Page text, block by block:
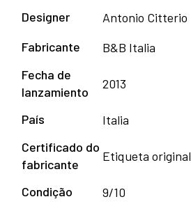
Designer
Antonio Citterio
Fabricante
B&B Italia
Fecha de
lanzamiento
2013
País
Italia
Certificado do
fabricante
Etiqueta original
Condição
9/10